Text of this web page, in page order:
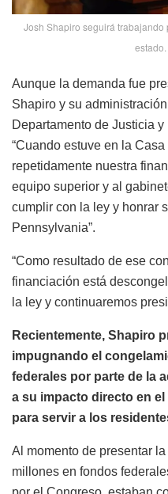
Josh Shapiro seguirá
Aunque la demanda fue
Shapiro y su
Departamento de Justicia
“Cuando estuve en la
repetidamente nuestra
equipo superior y al
cumplir con la ley y honrar
Pennsylvania”.
“Como resultado de ese
financiación está
la ley y continuaremos
Recientemente, Shapiro
impugnando el
federales por parte de la
a su impacto directo en
para servir a los
Al momento de presentar
millones en fondos